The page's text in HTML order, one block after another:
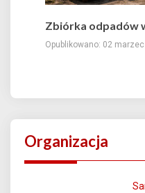
Zbiórka odpadów
Opublikowano: 02
Organizacja